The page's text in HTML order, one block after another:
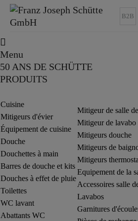
B2B
Menu
50 ANS DE SCHÜTTE
PRODUITS
Cuisine
Mitigeurs d'évier
Équipement de cuisine
Douche
Douchettes à main
Barres de douche et kits
Douches à effet de pluie
Toilettes
WC lavant
Abattants WC
Mitigeur de salle
Mitigeur de lavabo
Mitigeurs douche
Mitigeurs de
Mitigeurs
Equipement de la
Accessoires salle
Lavabos
Garnitures